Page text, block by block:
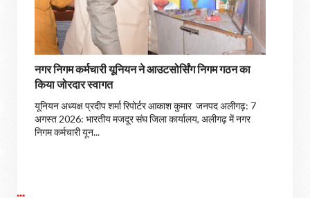
नगर निगम कर्मचारी यूनियन ने आउटसोर्सिंग निगम गठन का
किया जोरदार स्वागत
यूनियन अध्यक्ष प्रदीप शर्मा रिपोर्टर आकाश कुमार जनपद अलीगढ़: 7
अगस्त 2026: भारतीय मजदूर संघ जिला कार्यालय, अलीगढ़ में नगर
निगम कर्मचारी यून...